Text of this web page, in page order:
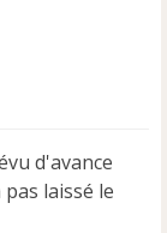
d'avance
laissé le